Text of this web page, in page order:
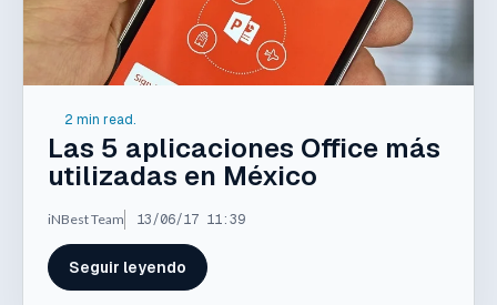
2 min read.
Las 5 aplicaciones Office más
utilizadas en México
iNBest Team 13/06/17 11:39
Seguir leyendo